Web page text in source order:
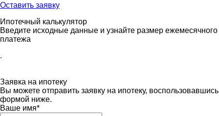
Оставить заявку
Ипотечный калькулятор
Введите исходные данные и узнайте размер ежемесячного
платежа
.
Заявка на ипотеку
Вы можете отправить заявку на ипотеку, воспользовавшись
формой ниже.
Ваше имя*